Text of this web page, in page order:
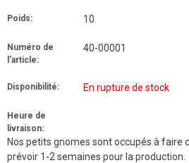
Poids: 10
Numéro de
l'article:
40-00001
Disponibilité: En rupture de stock
Heure de
livraison:
Nos petits gnomes sont occupés à faire
prévoir 1-2 semaines pour la production.